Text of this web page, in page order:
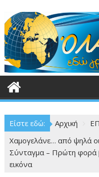
στο
περιεχόμενο
Είστε εδώ: Αρχική
Χαμογελάνε… από ψηλά
Σύνταγμα – Πρώτη φορά
εικόνα